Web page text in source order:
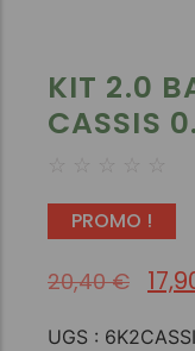
KIT 2.0
CASSIS
☆ ☆ ☆ ☆ ☆
PROMO !
20,40€
UGS :